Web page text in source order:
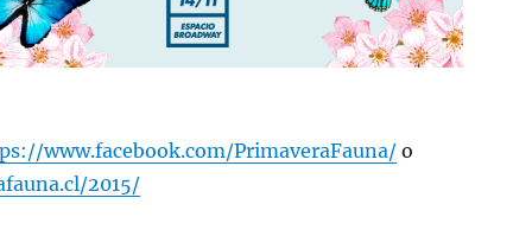
www.facebook.com/PrimaveraFauna/o
2015/